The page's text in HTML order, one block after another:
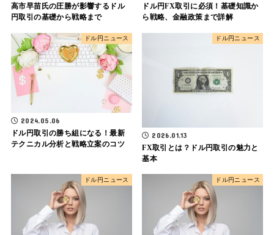
高市早苗氏の圧勝が影響するドル
円取引の基礎から戦略まで
ドル円FX取引に必須！基礎知識か
ら戦略、金融政策まで詳解
ドル円ニュース
2024.05.06
ドル円取引の勝ち組になる！最新
テクニカル分析と戦略立案のコツ
ドル円ニュース
2026.01.13
FX取引とは？ドル円取引の魅力と
基本
ドル円ニュース ドル円ニュース